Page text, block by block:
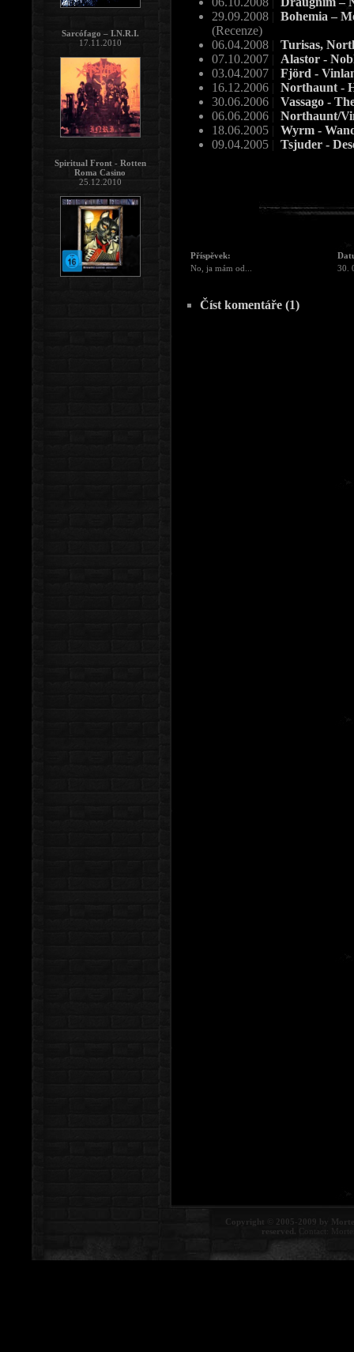
29.09.2008 | Bohemia –
(Recenze)
06.04.2008 | Turisas,
07.10.2007 | Alastor -
03.04.2007 | Fjörd -
16.12.2006 | Northaunt -
30.06.2006 | Vassago -
06.06.2006 | Northaunt/
18.06.2005 | Wyrm -
09.04.2005 | Tsjuder -
Příspěvek:
No, ja mám od...
30.
Číst komentáře (1)
Copyright © 2005-2009 by
reserved. Contact:
Sarcófago – I.N.R.I.
17.11.2010
Spiritual Front - Rotten
Roma Casino
25.12.2010